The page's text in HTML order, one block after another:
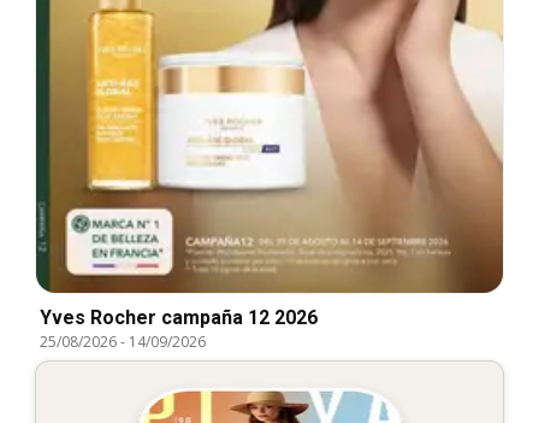
Yves Rocher campaña 12 2026
25/08/2026- 14/09/2026